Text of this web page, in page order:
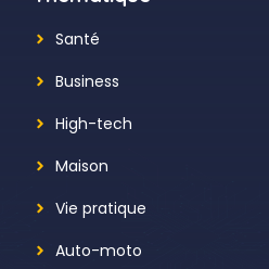
Santé
Business
High-tech
Maison
Vie pratique
Auto-moto